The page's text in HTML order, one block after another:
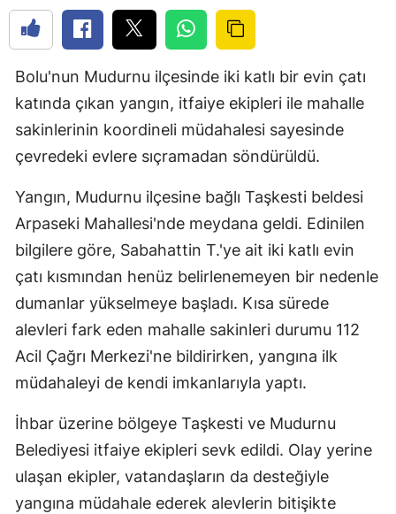
Bolu'nun Mudurnu ilçesinde iki katlı bir evin çatı
katında çıkan yangın, itfaiye ekipleri ile mahalle
sakinlerinin koordineli müdahalesi sayesinde
çevredeki evlere sıçramadan söndürüldü.
Yangın, Mudurnu ilçesine bağlı Taşkesti beldesi
Arpaseki Mahallesi'nde meydana geldi. Edinilen
bilgilere göre, Sabahattin T.'ye ait iki katlı evin
çatı kısmından henüz belirlenemeyen bir nedenle
dumanlar yükselmeye başladı. Kısa sürede
alevleri fark eden mahalle sakinleri durumu 112
Acil Çağrı Merkezi'ne bildirirken, yangına ilk
müdahaleyi de kendi imkanlarıyla yaptı.
İhbar üzerine bölgeye Taşkesti ve Mudurnu
Belediyesi itfaiye ekipleri sevk edildi. Olay yerine
ulaşan ekipler, vatandaşların da desteğiyle
yangına müdahale ederek alevlerin bitişikte